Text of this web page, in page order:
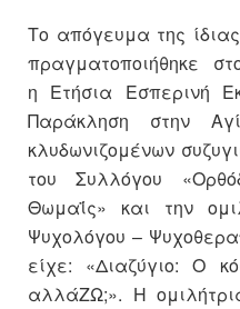
Το απόγευμα της
πραγματοποιήθηκε
η Ετήσια Εσπερινή
Παράκληση στην
κλυδωνιζομένων
του Συλλόγου «
Θωμαΐς» και την
Ψυχολόγου –
είχε: «Διαζύγιο: Ο
αλλάΖΩ;». Η